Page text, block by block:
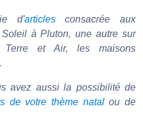
d'articlesconsacrée aux
à Pluton, une autre sur
et Air, les maisons
avez aussi la possibilité de
de votre thème natalou de